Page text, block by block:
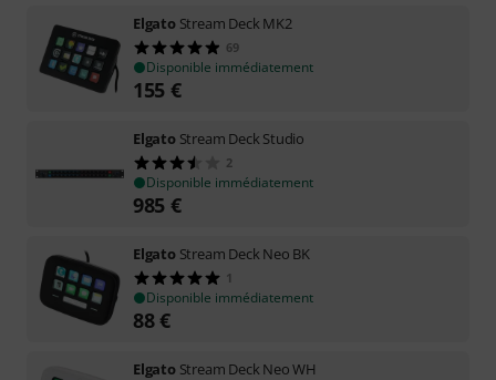
Elgato Stream Deck MK2
69
Disponible immédiatement
155 €
Elgato Stream Deck Studio
2
Disponible immédiatement
985 €
Elgato Stream Deck Neo BK
1
Disponible immédiatement
88€
Elgato Stream Deck Neo WH